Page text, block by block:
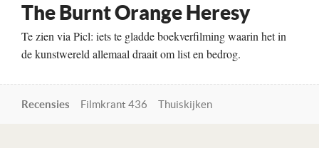
The Burnt Orange Heresy
Te zien via Picl: iets te gladde boekverfilming waarin het in
de kunstwereld allemaal draait om list en bedrog.
Recensies Filmkrant 436 Thuiskijken